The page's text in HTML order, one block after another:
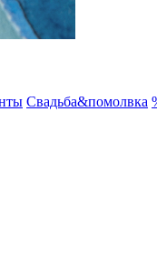
Свадьба&помолвка